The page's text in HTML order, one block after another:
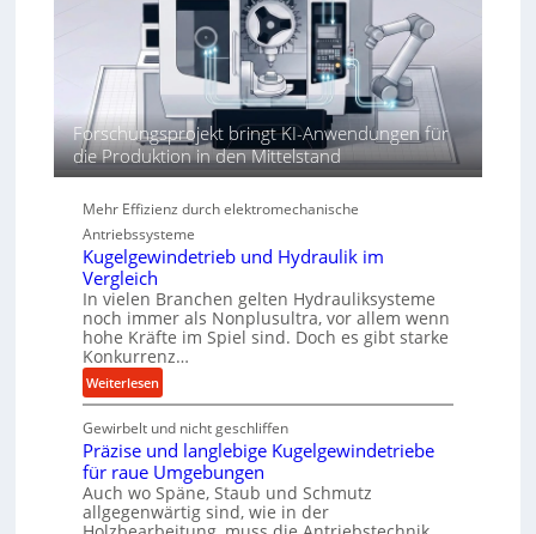
e
i
e
P
e
o
r
m
a
n
c
e
b
e
i
m
D
Forschungsprojekt bringt KI-Anwendungen für
die Produktion in den Mittelstand
Mehr Effizienz durch elektromechanische
Antriebssysteme
Kugelgewindetrieb und Hydraulik im
Vergleich
In vielen Branchen gelten Hydrauliksysteme
noch immer als Nonplusultra, vor allem wenn
hohe Kräfte im Spiel sind. Doch es gibt starke
Konkurrenz…
Weiterlesen:
K
u
g
e
l
g
Gewirbelt und nicht geschliffen
Präzise und langlebige Kugelgewindetriebe
für raue Umgebungen
Auch wo Späne, Staub und Schmutz
allgegenwärtig sind, wie in der